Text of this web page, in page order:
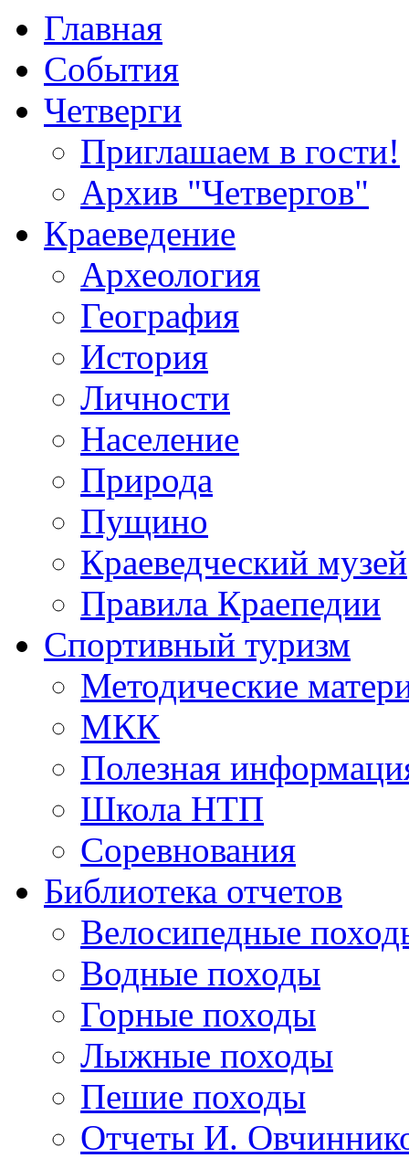
Главная
События
Четверги
Приглашаем в гости!
Архив "Четвергов"
Краеведение
Археология
География
История
Личности
Население
Природа
Пущино
Краеведческий музей
Правила Краепедии
Спортивный туризм
Методические
МКК
Полезная
Школа НТП
Соревнования
Библиотека отчетов
Велосипедные
Водные походы
Горные походы
Лыжные походы
Пешие походы
Отчеты И.